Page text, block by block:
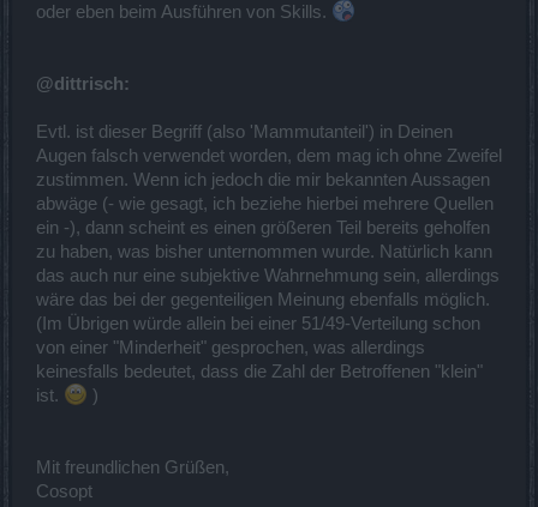
oder eben beim Ausführen von Skills.
@dittrisch:
Evtl. ist dieser Begriff (also 'Mammutanteil') in Deinen
Augen falsch verwendet worden, dem mag ich ohne Zweifel
zustimmen. Wenn ich jedoch die mir bekannten Aussagen
abwäge (- wie gesagt, ich beziehe hierbei mehrere Quellen
ein -), dann scheint es einen größeren Teil bereits geholfen
zu haben, was bisher unternommen wurde. Natürlich kann
das auch nur eine subjektive Wahrnehmung sein, allerdings
wäre das bei der gegenteiligen Meinung ebenfalls möglich.
(Im Übrigen würde allein bei einer 51/49-Verteilung schon
von einer "Minderheit" gesprochen, was allerdings
keinesfalls bedeutet, dass die Zahl der Betroffenen "klein"
ist.
)
Mit freundlichen Grüßen,
Cosopt